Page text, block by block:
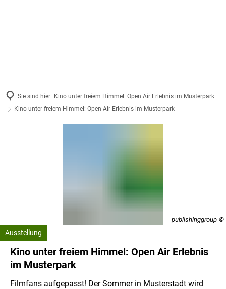
Sie sind hier: Kino unter freiem Himmel: Open Air Erlebnis im Musterpark
Kino unter freiem Himmel: Open Air Erlebnis im Musterpark
Air
Erlebnis
im
Musterpark
publishinggroup
Ausstellung
Kino unter freiem Himmel: Open Air Erlebnis
im Musterpark
Filmfans aufgepasst! Der Sommer in Musterstadt wird